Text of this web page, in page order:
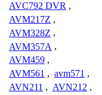
AVC792 DVR ,
AVM217Z ,
AVM328Z ,
AVM357A ,
AVM459 ,
AVM561 , avm571 ,
AVN211 , AVN212 ,